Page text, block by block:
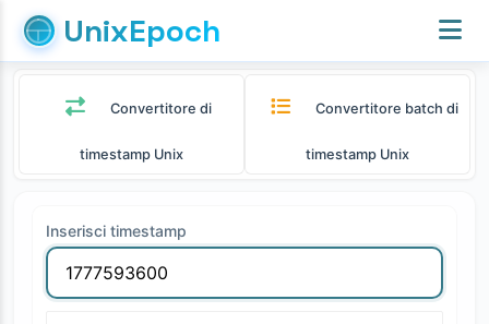
UnixEpoch
Convertitore di
timestamp Unix
Convertitore batch di
timestamp Unix
Inserisci timestamp